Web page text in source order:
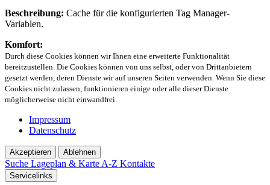
Beschreibung: Cache für die konfigurierten Tag Manager-
Variablen.
Komfort:
Durch diese Cookies können wir Ihnen eine erweiterte Funktionalität
bereitzustellen. Die Cookies können von uns selbst, oder von Drittanbietern
gesetzt werden, deren Dienste wir auf unseren Seiten verwenden. Wenn Sie diese
Cookies nicht zulassen, funktionieren einige oder alle dieser Dienste
möglicherweise nicht einwandfrei.
Impressum
Datenschutz
Akzeptieren Ablehnen
Suche Lageplan & Karte A-Z Kontakte
Servicelinks